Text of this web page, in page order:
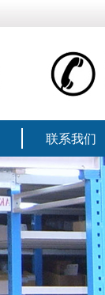
联系我们